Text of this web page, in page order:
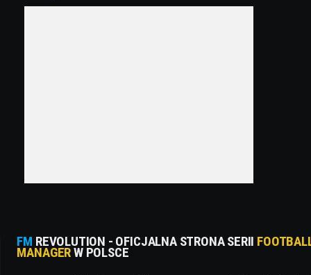
FM REVOLUTION - OFICJALNA STRONA SERII
MANAGERW POLSCE